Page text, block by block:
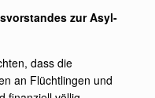
zur Asyl-
dass die
an Flüchtlingen und